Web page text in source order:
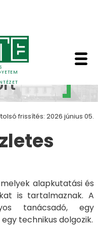
frissítés: 2026 június 05.
alapkutatási és
is tartalmaznak. A
tanácsadó, egy
technikus dolgozik.